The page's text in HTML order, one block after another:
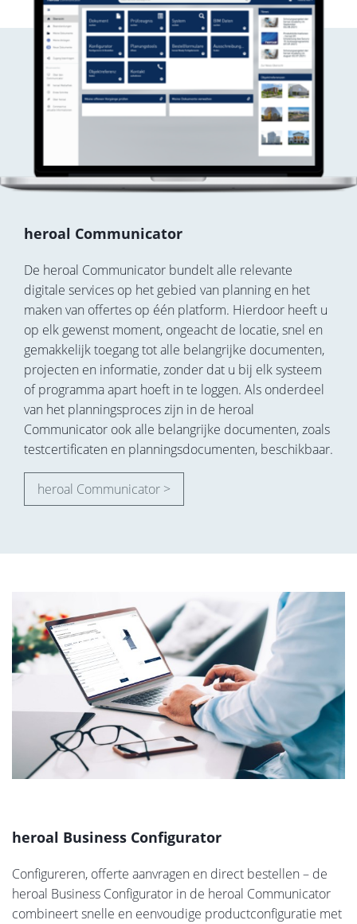
heroal Communicator
De heroal Communicator bundelt alle relevante
digitale services op het gebied van planning en het
maken van offertes op één platform. Hierdoor heeft u
op elk gewenst moment, ongeacht de locatie, snel en
gemakkelijk toegang tot alle belangrijke documenten,
projecten en informatie, zonder dat u bij elk systeem
of programma apart hoeft in te loggen. Als onderdeel
van het planningsproces zijn in de heroal
Communicator ook alle belangrijke documenten, zoals
testcertificaten en planningsdocumenten, beschikbaar.
heroal Communicator >
heroal Business Configurator
Configureren, offerte aanvragen en direct bestellen – de
heroal Business Configurator in de heroal Communicator
combineert snelle en eenvoudige productconfiguratie met